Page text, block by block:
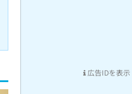
広告IDを表示